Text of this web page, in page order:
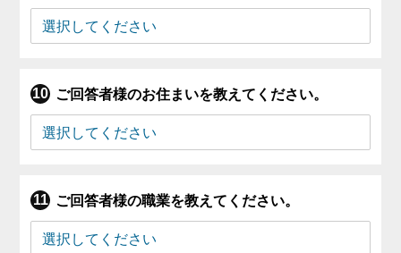
ご回答者様のお住まいを教えてください。
ご回答者様の職業を教えてください。